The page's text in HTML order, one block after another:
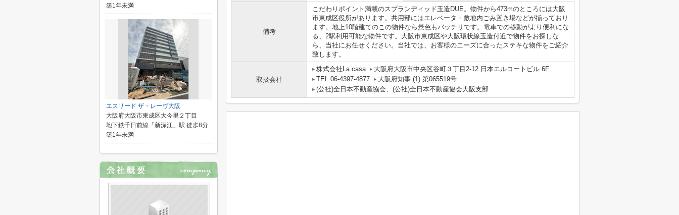
備考
こだわりポイント満載のスプランディッド玉造DUE。物件から473mのところには大阪
市東成区役所があります。共用部にはエレベータ・敷地内ごみ置き場などが揃っており
ます。地上10階建てのこの物件なら景色もバッチリです。電車での移動がより便利にな
る、2駅利用可能な物件です。大阪市東成区や大阪環状線玉造付近で物件をお探しな
ら、当社にお任せください。当社では、お客様のニーズに合ったステキな物件をご紹介
致します。
取扱会社
株式会社La casa
大阪府大阪市中央区谷町３丁目2-12 日本エルコートビル 6F
TEL:06-4397-4877
大阪府知事 (1) 第065519号
(公社)全日本不動産協会、(公社)全日本不動産協会大阪支部
築1年未満
エスリード ザ・レーヴ大阪
大阪府大阪市東成区大今里２丁目
地下鉄千日前線「新深江」駅 徒歩8分
築1年未満